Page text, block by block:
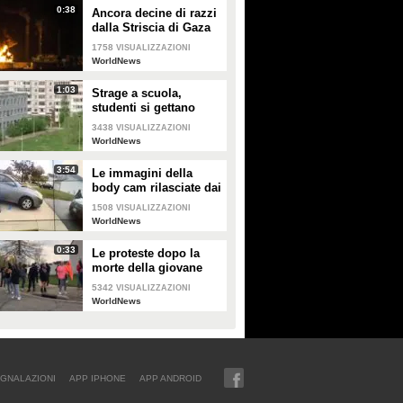
0:38
Ancora decine di razzi
dalla Striscia di Gaza
1758 VISUALIZZAZIONI
WorldNews
1:03
Strage a scuola,
studenti si gettano
dalle finestre al terzo
piano per scappare:
3438 VISUALIZZAZIONI
WorldNews
3:54
Le immagini della
body cam rilasciate dai
poliziotti di Columbus
1508 VISUALIZZAZIONI
WorldNews
0:33
Le proteste dopo la
morte della giovane
Makiyah Bryant in Ohio
5342 VISUALIZZAZIONI
WorldNews
APP IPHONE APP ANDROID